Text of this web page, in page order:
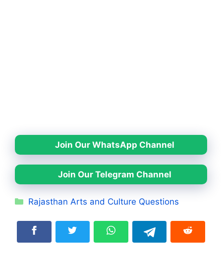
Join Our WhatsApp Channel
Join Our Telegram Channel
Categories
Rajasthan Arts and Culture Questions